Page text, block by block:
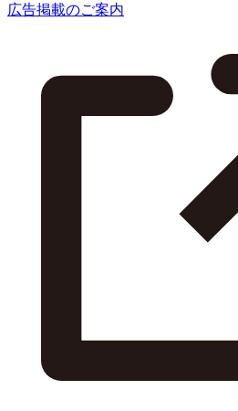
広告掲載のご案内